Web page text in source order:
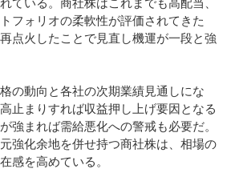
ている。商社株はこれまでも高配当、
フォリオの柔軟性が評価されてきた
点火したことで見直し機運が一段と強
の動向と各社の次期業績見通しにな
止まりすれば収益押し上げ要因となる
強まれば需給悪化への警戒も必要だ。
強化余地を併せ持つ商社株は、相場の
感を高めている。